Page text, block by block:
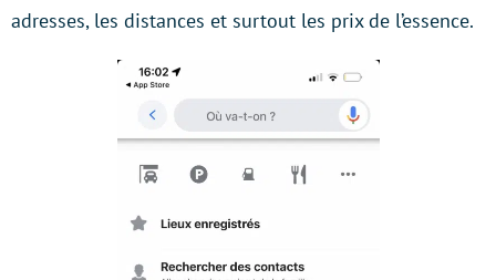
adresses, les distances et surtout les prix de l’essence.